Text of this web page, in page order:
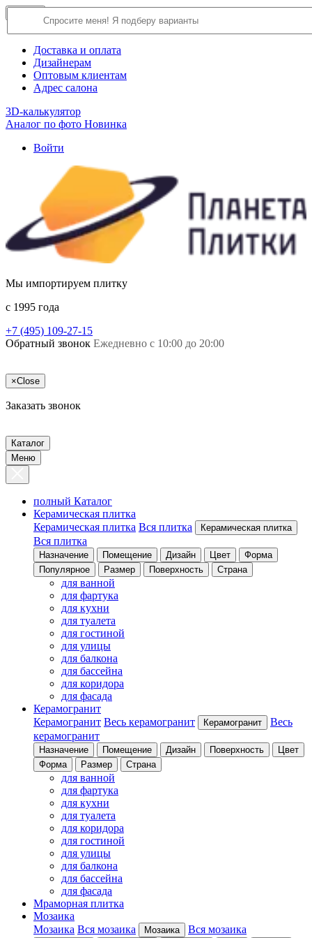
О компании
Доставка и оплата
Дизайнерам
Оптовым клиентам
Адрес салона
3D-калькулятор
Аналог по фото Новинка
Войти
Мы импортируем плитку
c 1995 года
+7 (495) 109-27-15
Обратный звонок Ежедневно с 10:00 до 20:00
×Close
Заказать звонок
Каталог
Меню
полный Каталог
Керамическая плитка
Керамическая плитка Вся плитка Керамическая плитка
Вся плитка
Назначение Помещение Дизайн Цвет
Форма
Популярное
Размер Поверхность Страна
для ванной
для фартука
для кухни
для туалета
для гостиной
для улицы
для балкона
для бассейна
для коридора
для фасада
Керамогранит
Керамогранит Весь керамогранит Керамогранит
Весь
керамогранит
Назначение Помещение Дизайн Поверхность
Цвет
Форма
Размер Страна
для ванной
для фартука
для кухни
для туалета
для коридора
для гостиной
для улицы
для балкона
для бассейна
для фасада
Мраморная плитка
Мозаика
Мозаика Вся мозаика Мозаика Вся мозаика